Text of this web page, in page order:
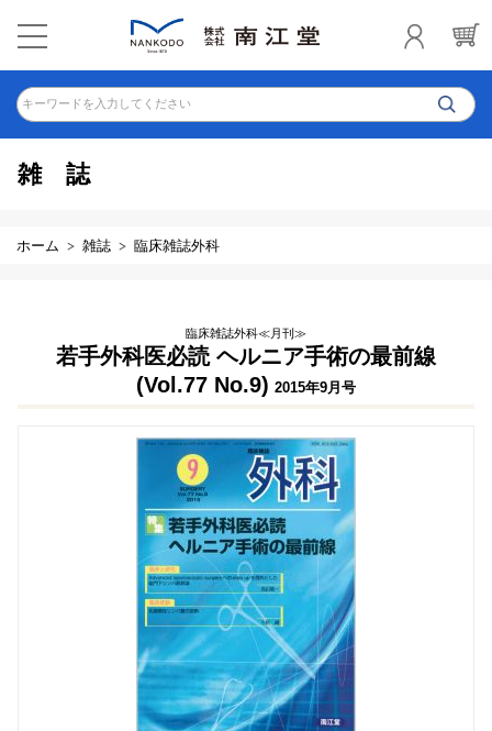
キーワードを入力してください
雑誌
ホーム 雑誌 臨床雑誌外科
臨床雑誌外科≪月刊≫
若手外科医必読 ヘルニア手術の最前線
(Vol.77 No.9) 2015年9月号